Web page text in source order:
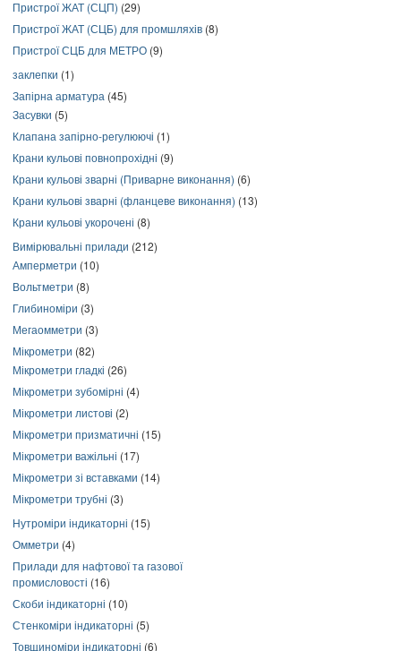
Пристрої ЖАТ (СЦП) (29)
Пристрої ЖАТ (СЦБ) для промшляхів (8)
Пристрої СЦБ для МЕТРО (9)
заклепки (1)
Запірна арматура (45)
Засувки (5)
Клапана запірно-регулюючі (1)
Крани кульові повнопрохідні (9)
Крани кульові зварні (Приварне виконання) (6)
Крани кульові зварні (фланцеве виконання) (13)
Крани кульові укорочені (8)
Вимірювальні прилади (212)
Амперметри (10)
Вольтметри (8)
Глибиноміри (3)
Мегаомметри (3)
Мікрометри (82)
Мікрометри гладкі (26)
Мікрометри зубомірні (4)
Мікрометри листові (2)
Мікрометри призматичні (15)
Мікрометри важільні (17)
Мікрометри зі вставками (14)
Мікрометри трубні (3)
Нутроміри індикаторні (15)
Омметри (4)
Прилади для нафтової та газової
промисловості (16)
Скоби індикаторні (10)
Стенкоміри індикаторні (5)
Товщиноміри індикаторні (6)